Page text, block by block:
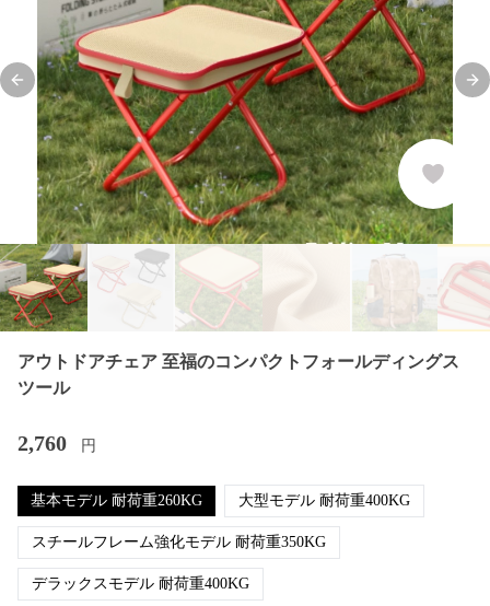
Previous slide
アウトドアチェア 至福のコンパクトフォールディングス
ツール
2,760 円
基本モデル 耐荷重260KG 大型モデル 耐荷重400KG
スチールフレーム強化モデル 耐荷重350KG
デラックスモデル 耐荷重400KG